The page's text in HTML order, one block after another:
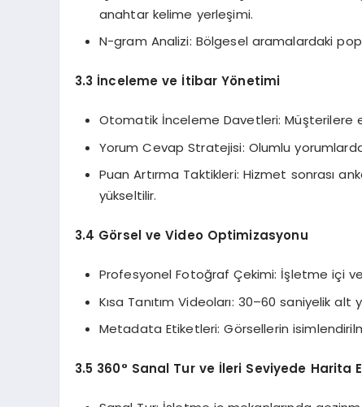
anahtar kelime yerleşimi.
N-gram Analizi: Bölgesel aramalardaki
3.3 İnceleme ve İtibar Yönetimi
Otomatik İnceleme Davetleri: Müşterilere
Yorum Cevap Stratejisi: Olumlu
Puan Artırma Taktikleri: Hizmet sonrası
yükseltilir.
3.4 Görsel ve Video Optimizasyonu
Profesyonel Fotoğraf Çekimi: İşletme içi ve
Kısa Tanıtım Videoları: 30–60 saniyelik alt
Metadata Etiketleri: Görsellerin
3.5 360° Sanal Tur ve İleri Seviyede Harita